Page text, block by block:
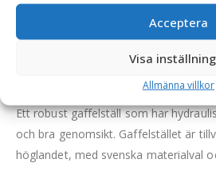
Acceptera
Visa
Allmänna villkor
BESKRIVNING
Gaffelställ – hydrauliskt, fäste
5000 kg, rambredd 2400 mm,
Ett robust gaffelställ som har
och bra genomsikt. Gaffelstället är
höglandet, med svenska materialval